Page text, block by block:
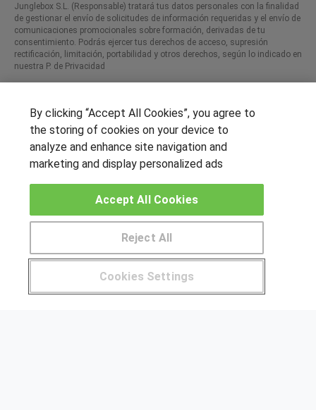
Junglebox S.L. (Responsable) tratará tus datos personales con la finalidad
de gestionar el envío de solicitudes de información requeridas y el envío de
comunicaciones promocionales sobre formación, derivadas de tu
consentimiento. Podrás ejercer tus derechos de acceso, supresión
rectificación, limitación, portabilidad y otros derechos, según lo indicado en
nuestra P. de Privacidad​
Pide más información al centro
SÍGUENOS EN LAS REDES
OTROS GRUPOS DE INTERES
Muro de los idiomas
Hablemos de empleo
Locos por las becas
By clicking “Accept All Cookies”, you agree to
the storing of cookies on your device to
analyze and enhance site navigation and
marketing and display personalized ads
Cookies Settings
Reject All
Accept All Cookies